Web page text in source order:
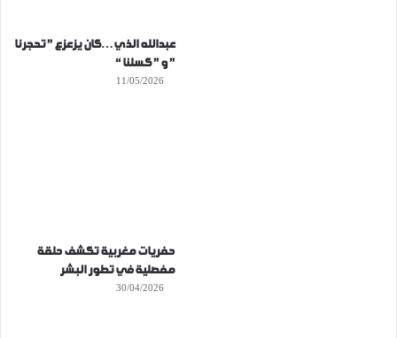
عبدالله الذي…كان يزعزع ” تحجرنا
” و ” كسلنا “
11/05/2026
حفريات مغربية تكشف حلقة
مفصلية في تطور البشر
30/04/2026